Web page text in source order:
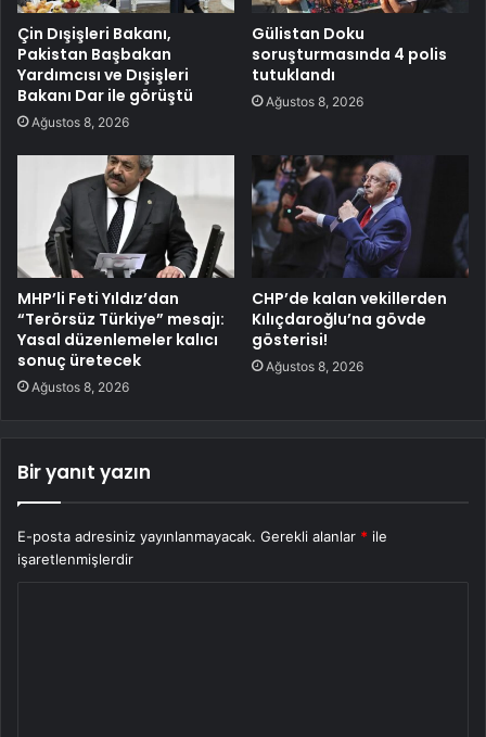
Çin Dışişleri Bakanı,
Pakistan Başbakan
Yardımcısı ve Dışişleri
Bakanı Dar ile görüştü
Ağustos 8, 2026
Gülistan Doku
soruşturmasında 4 polis
tutuklandı
Ağustos 8, 2026
MHP’li Feti Yıldız’dan
“Terörsüz Türkiye” mesajı:
Yasal düzenlemeler kalıcı
sonuç üretecek
Ağustos 8, 2026
CHP’de kalan vekillerden
Kılıçdaroğlu’na gövde
gösterisi!
Ağustos 8, 2026
Bir yanıt yazın
E-posta adresiniz yayınlanmayacak. Gerekli alanlar * ile
işaretlenmişlerdir